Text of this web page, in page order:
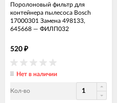
Поролоновый фильтр для
контейнера пылесоса Bosch
17000301 Замена 498133,
645668 — ФИЛП032
520 ₽
Нет в наличии
Кол-во